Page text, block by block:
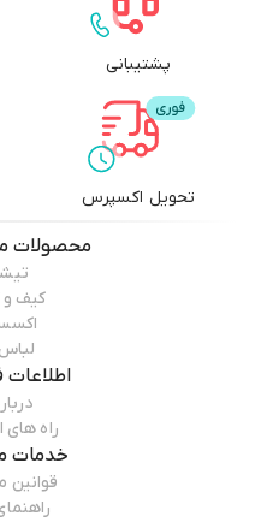
پشتیبانی
تحویل اکسپرس
محصولات
کیف
اطلاعات
راه های
خدمات
قوانین